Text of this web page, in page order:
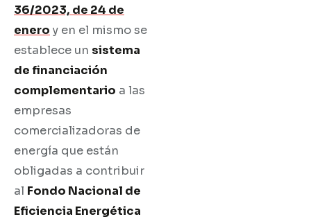
36/2023, de 24 de
enero y en el mismo se
establece un sistema
de financiación
complementario a las
empresas
comercializadoras de
energía que están
obligadas a contribuir
al Fondo Nacional de
Eficiencia Energética